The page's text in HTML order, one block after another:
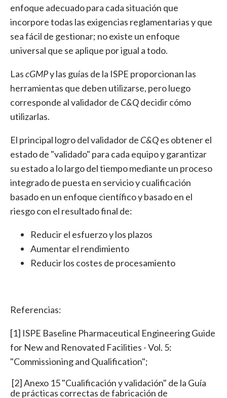
enfoque adecuado para cada situación que
incorpore todas las exigencias reglamentarias y que
sea fácil de gestionar; no existe un enfoque
universal que se aplique por igual a todo.
LascGMPy las guías de la ISPE proporcionan las
herramientas que deben utilizarse, pero luego
corresponde al validador de C&Qdecidir cómo
utilizarlas.
El principal logro del validador de C&Qes obtener el
estado de "validado" para cada equipo y garantizar
su estado a lo largo del tiempo mediante un proceso
integrado de puesta en servicio y cualificación
basado en un enfoque científico y basado en el
riesgo con el resultado final de:
Reducir el esfuerzo y los plazos
Aumentar el rendimiento
Reducir los costes de procesamiento
Referencias:
[1] ISPE Baseline Pharmaceutical Engineering Guide
for New and Renovated Facilities - Vol. 5:
"Commissioning and Qualification";
[2] Anexo 15 "Cualificación y validación" de la Guía
de prácticas correctas de fabricación de